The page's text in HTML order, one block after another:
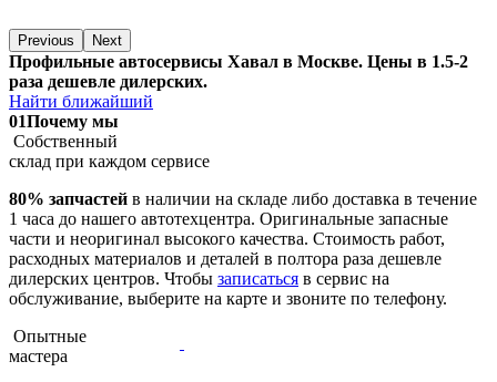
Previous Next
Профильные автосервисы Хавал в Москве. Цены в 1.5-2
раза дешевле дилерских.
Найти ближайший
01Почему мы
Собственный
склад при каждом сервисе
80% запчастей в наличии на складе либо доставка в течение
1 часа до нашего автотехцентра. Оригинальные запасные
части и неоригинал высокого качества. Стоимость работ,
расходных материалов и деталей в полтора раза дешевле
дилерских центров. Чтобы записаться в сервис на
обслуживание, выберите на карте и звоните по телефону.
Опытные
мастера